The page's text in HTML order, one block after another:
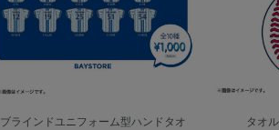
ブラインドユニフォーム型ハンドタオ
タオ